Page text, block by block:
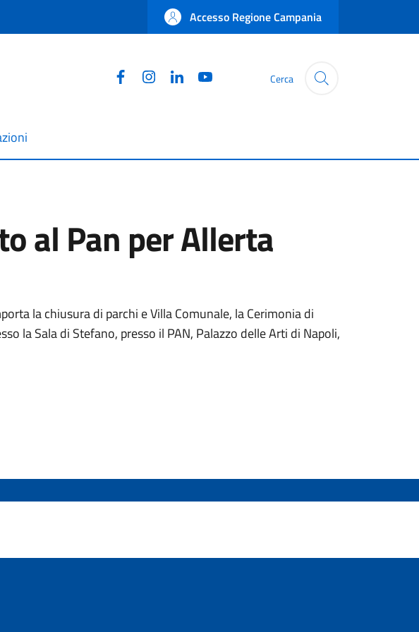
Accesso Regione Campania
FacebookInstagram
Linkedin Cerca
al Pan per Allerta
la chiusura di parchi e Villa Comunale, la Cerimonia di
la Sala di Stefano, presso il PAN, Palazzo delle Arti di Napoli,